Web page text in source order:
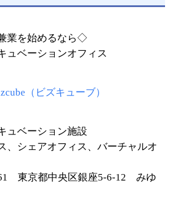
業を始めるなら◇
ュベーションオフィス
（ビズキューブ）
ュベーション施設
、シェアオフィス、バーチャルオ
東京都中央区銀座5-6-12 みゆ